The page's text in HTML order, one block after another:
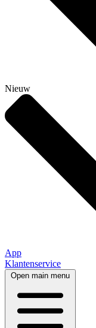
Nieuw
App
Klantenservice
Open main menu